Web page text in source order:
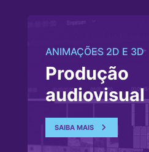
ANIMAÇÕES 2D E 3D
Produção
audiovisual
SAIBA MAIS